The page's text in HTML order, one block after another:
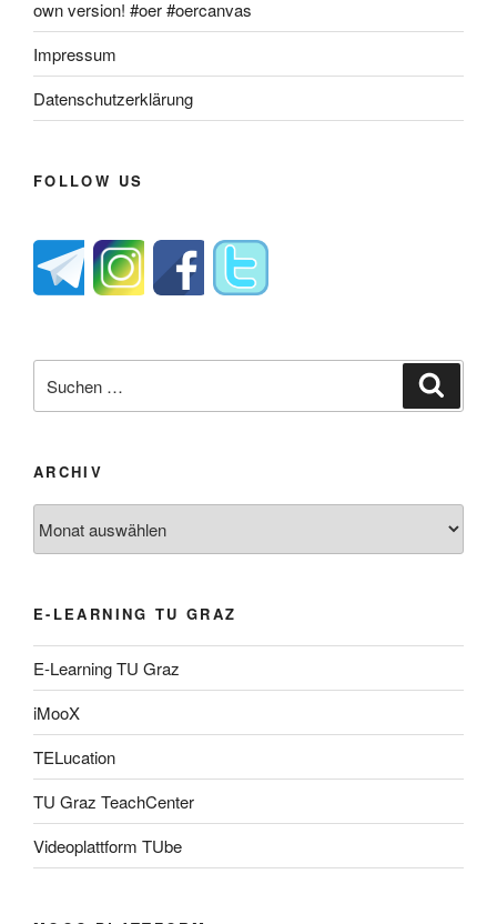
own version! #oer #oercanvas
Impressum
Datenschutzerklärung
FOLLOW US
nach:
ARCHIV
E-LEARNING TU GRAZ
E-Learning TU Graz
iMooX
TELucation
TU Graz TeachCenter
Videoplattform TUbe